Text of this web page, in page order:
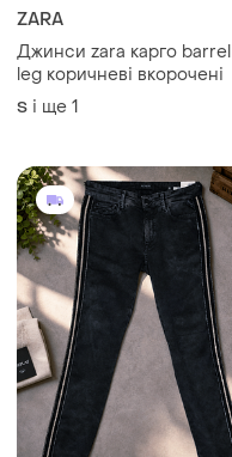
ZARA
Джинси zara карго barrel
leg коричневі вкорочені
S і ще 1